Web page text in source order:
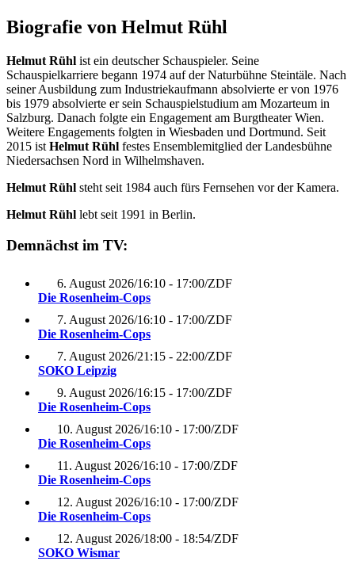
Biografie von Helmut Rühl
Helmut Rühl ist ein deutscher Schauspieler. Seine
Schauspielkarriere begann 1974 auf der Naturbühne Steintäle. Nach
seiner Ausbildung zum Industriekaufmann absolvierte er von 1976
bis 1979 absolvierte er sein Schauspielstudium am Mozarteum in
Salzburg. Danach folgte ein Engagement am Burgtheater Wien.
Weitere Engagements folgten in Wiesbaden und Dortmund. Seit
2015 ist Helmut Rühl festes Ensemblemitglied der Landesbühne
Niedersachsen Nord in Wilhelmshaven.
Helmut Rühl steht seit 1984 auch fürs Fernsehen vor der Kamera.
Helmut Rühl lebt seit 1991 in Berlin.
Demnächst im TV:
6. August 2026/16:10 - 17:00/ZDF
Die Rosenheim-Cops
7. August 2026/16:10 - 17:00/ZDF
Die Rosenheim-Cops
7. August 2026/21:15 - 22:00/ZDF
SOKO Leipzig
9. August 2026/16:15 - 17:00/ZDF
Die Rosenheim-Cops
10. August 2026/16:10 - 17:00/ZDF
Die Rosenheim-Cops
11. August 2026/16:10 - 17:00/ZDF
Die Rosenheim-Cops
12. August 2026/16:10 - 17:00/ZDF
Die Rosenheim-Cops
12. August 2026/18:00 - 18:54/ZDF
SOKO Wismar